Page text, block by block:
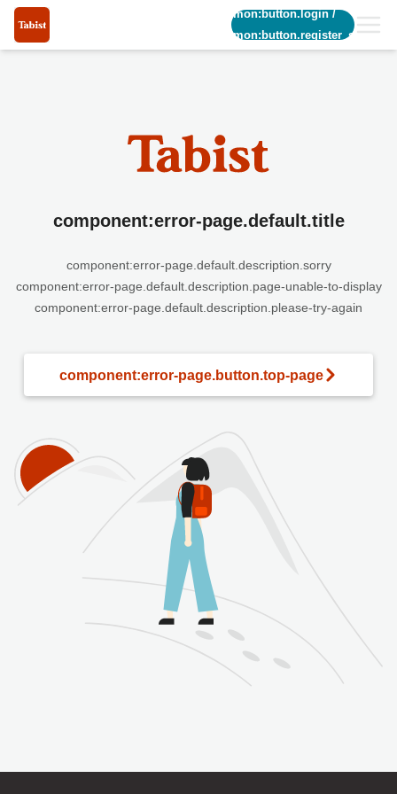
common:button.login/
common:button.register_short
component:error-page.default.title
component:error-page.default.description.sorry
component:error-page.default.description.page-unable-to-display
component:error-page.default.description.please-try-again
component:error-page.button.top-page